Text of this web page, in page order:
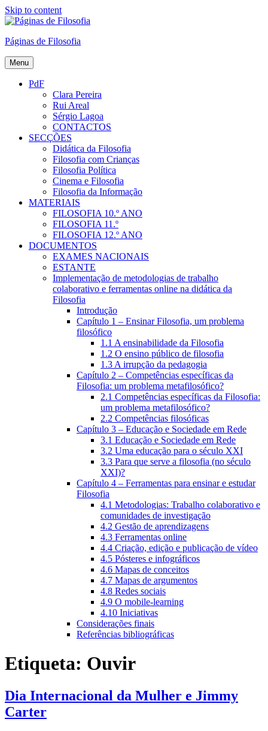
Skip to content
Páginas de Filosofia
Menu
PdF
Clara Pereira
Rui Areal
Sérgio Lagoa
CONTACTOS
SECÇÕES
Didática da Filosofia
Filosofia com Crianças
Filosofia Política
Cinema e Filosofia
Filosofia da Informação
MATERIAIS
FILOSOFIA 10.º ANO
FILOSOFIA 11.º
FILOSOFIA 12.º ANO
DOCUMENTOS
EXAMES NACIONAIS
ESTANTE
Implementação de metodologias de trabalho
colaborativo e ferramentas online na didática da
Filosofia
Introdução
Capítulo 1 – Ensinar Filosofia, um problema
filosófico
1.1 A ensinabilidade da Filosofia
1.2 O ensino público de filosofia
1.3 A irrupção da pedagogia
Capítulo 2 – Competências específicas da
Filosofia: um problema metafilosófico?
2.1 Competências específicas da Filosofia:
um problema metafilosófico?
2.2 Competências filosóficas
Capítulo 3 – Educação e Sociedade em Rede
3.1 Educação e Sociedade em Rede
3.2 Uma educação para o século XXI
3.3 Para que serve a filosofia (no século
XXI)?
Capítulo 4 – Ferramentas para ensinar e estudar
Filosofia
4.1 Metodologias: Trabalho colaborativo e
comunidades de investigação
4.2 Gestão de aprendizagens
4.3 Ferramentas online
4.4 Criação, edição e publicação de vídeo
4.5 Pósteres e infográficos
4.6 Mapas de conceitos
4.7 Mapas de argumentos
4.8 Redes sociais
4.9 O mobile-learning
4.10 Iniciativas
Considerações finais
Referências bibliográficas
Etiqueta: Ouvir
Dia Internacional da Mulher e Jimmy
Carter